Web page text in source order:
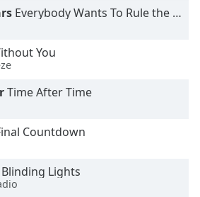
Everybody Wants To Rule the World
You
Time After Time
Countdown
Blinding Lights